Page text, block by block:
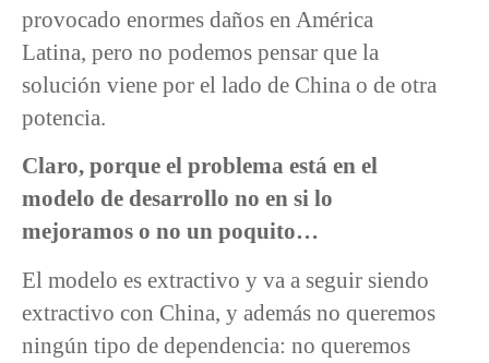
provocado enormes daños en América
Latina, pero no podemos pensar que la
solución viene por el lado de China o de otra
potencia.
Claro, porque el problema está en el
modelo de desarrollo no en si lo
mejoramos o no un poquito…
El modelo es extractivo y va a seguir siendo
extractivo con China, y además no queremos
ningún tipo de dependencia: no queremos